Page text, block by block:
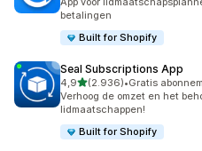
betalingen
Built for Shopify
Seal Subscriptions App
4,9van 5 sterren
(2.936)
2936 recensies in totaal
•Gratis
Verhoog de omzet en het
lidmaatschappen!
Built for Shopify